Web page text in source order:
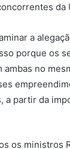
da
a
porque os
ambas no
a partir da
os ministros